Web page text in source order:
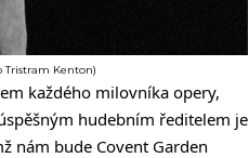
Tristram Kenton)
každého milovníka opery,
hudebním ředitelem je
nám bude Covent Garden